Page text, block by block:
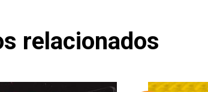
relacionados